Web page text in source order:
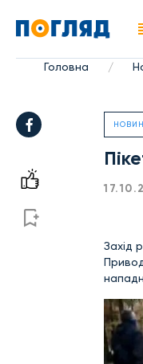
Головна /
Захід